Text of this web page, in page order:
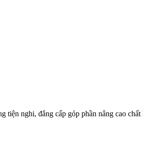
tiện nghi, đẳng cấp góp phần nâng cao